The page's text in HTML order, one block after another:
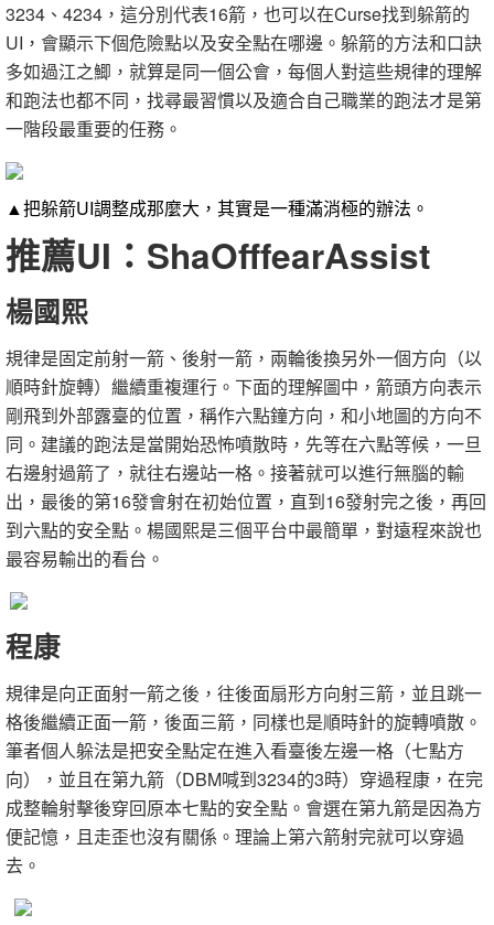
3234、4234，這分別代表16箭，也可以在Curse找到躲箭的
UI，會顯示下個危險點以及安全點在哪邊。躲箭的方法和口訣
多如過江之鯽，就算是同一個公會，每個人對這些規律的理解
和跑法也都不同，找尋最習慣以及適合自己職業的跑法才是第
一階段最重要的任務。
▲把躲箭UI調整成那麼大，其實是一種滿消極的辦法。
推薦UI：ShaOfffearAssist
楊國熙
規律是固定前射一箭、後射一箭，兩輪後換另外一個方向（以
順時針旋轉）繼續重複運行。下面的理解圖中，箭頭方向表示
剛飛到外部露臺的位置，稱作六點鐘方向，和小地圖的方向不
同。建議的跑法是當開始恐怖噴散時，先等在六點等候，一旦
右邊射過箭了，就往右邊站一格。接著就可以進行無腦的輸
出，最後的第16發會射在初始位置，直到16發射完之後，再回
到六點的安全點。楊國熙是三個平台中最簡單，對遠程來說也
最容易輸出的看台。
程康
規律是向正面射一箭之後，往後面扇形方向射三箭，並且跳一
格後繼續正面一箭，後面三箭，同樣也是順時針的旋轉噴散。
筆者個人躲法是把安全點定在進入看臺後左邊一格（七點方
向），並且在第九箭（DBM喊到3234的3時）穿過程康，在完
成整輪射擊後穿回原本七點的安全點。會選在第九箭是因為方
便記憶，且走歪也沒有關係。理論上第六箭射完就可以穿過
去。